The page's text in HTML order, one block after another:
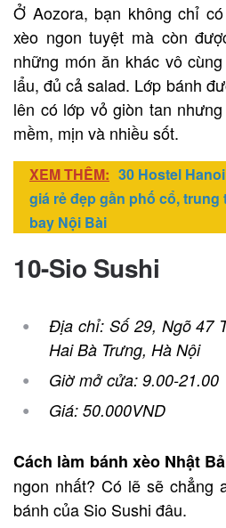
Ở Aozora, bạn không chỉ
xèo ngon tuyệt mà còn
những món ăn khác vô
lẩu, đủ cả salad. Lớp bánh
lên có lớp vỏ giòn tan
mềm, mịn và nhiều sốt.
XEM THÊM: 30 Hostel
giá rẻ đẹp gần phố cổ, trung
bay Nội Bài
10-Sio Sushi
Địa chỉ: Số 29, Ngõ 47
Hai Bà Trưng, Hà Nội
Giờ mở cửa: 9.00-21.00
Giá: 50.000VND
Cách làm bánh xèo Nhật
ngon nhất? Có lẽ sẽ chẳng
bánh của Sio Sushi đâu.